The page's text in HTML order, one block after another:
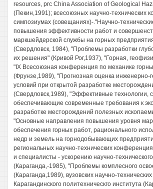
resources, prc China Association of Geological
(Пекин,1991); всесоюзных научно-технических
симпозиумах (совещаниях)-."Научно-
повышения эффективности работ и
маркшейдерской службы на горных
(Свердловск, 1984), "Проблемы разработки
их решения" (Кривой Рог,1937), "Горная,
"IX Всесоюзная конференция по механике
(Фрунзе,1989), "Прогнозная оценка инженерно-
условий при открытой разработке
(Свердловск,1989), "Эффективные технологии,
обеспечивающие современные требования к
разработке месторождений полезных
"Основные направления повышения уровня
обеспечения горных работ, рационального
недр и земель на горнодобывающих
региональных научно-технических
и специалисты - ускорению научно-
(Караганда,-1985), "Проблемы комплесного
(Караганда,1989), вузовских научно-
Карагандинского политехническго института